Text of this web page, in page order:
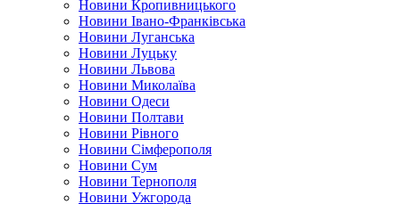
Новини Кропивницького
Новини Івано-Франківська
Новини Луганська
Новини Луцьку
Новини Львова
Новини Миколаїва
Новини Одеси
Новини Полтави
Новини Рівного
Новини Сімферополя
Новини Сум
Новини Тернополя
Новини Ужгорода